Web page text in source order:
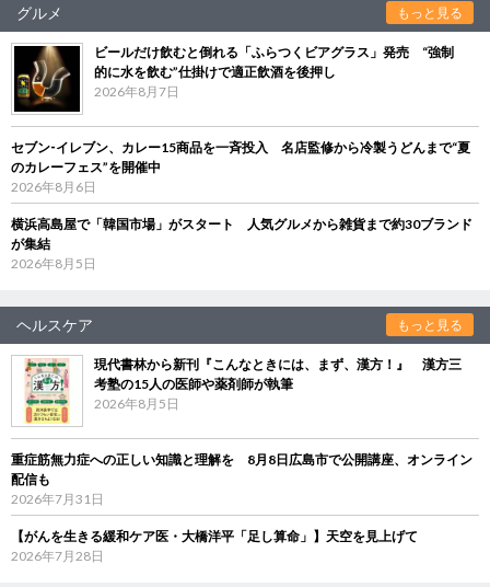
グルメ もっと見る
ビールだけ飲むと倒れる「ふらつくビアグラス」発売 “強制
的に水を飲む”仕掛けで適正飲酒を後押し
2026年8月7日
セブン‐イレブン、カレー15商品を一斉投入 名店監修から冷製うどんまで“夏
のカレーフェス”を開催中
2026年8月6日
横浜高島屋で「韓国市場」がスタート 人気グルメから雑貨まで約30ブランド
が集結
2026年8月5日
ヘルスケア もっと見る
現代書林から新刊『こんなときには、まず、漢方！』 漢方三
考塾の15人の医師や薬剤師が執筆
2026年8月5日
重症筋無力症への正しい知識と理解を 8月8日広島市で公開講座、オンライン
配信も
2026年7月31日
【がんを生きる緩和ケア医・大橋洋平「足し算命」】天空を見上げて
2026年7月28日